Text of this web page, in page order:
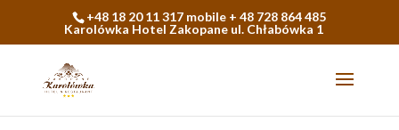
+48 18 20 11 317 mobile + 48 728 864 485
Karolówka Hotel Zakopane ul. Chłabówka 1